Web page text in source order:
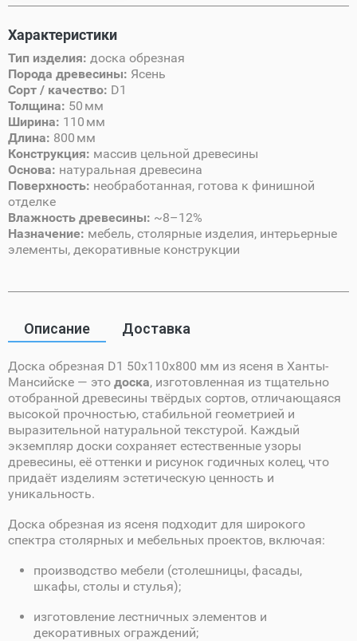
Характеристики
Тип изделия: доска обрезная
Порода древесины: Ясень
Сорт / качество: D1
Толщина: 50 мм
Ширина: 110 мм
Длина: 800 мм
Конструкция: массив цельной древесины
Основа: натуральная древесина
Поверхность: необработанная, готова к финишной
отделке
Влажность древесины: ~8–12%
Назначение: мебель, столярные изделия, интерьерные
элементы, декоративные конструкции
Описание Доставка
Доска обрезная D1 50х110х800 мм из ясеня в Ханты-
Мансийске — это доска, изготовленная из тщательно
отобранной древесины твёрдых сортов, отличающаяся
высокой прочностью, стабильной геометрией и
выразительной натуральной текстурой. Каждый
экземпляр доски сохраняет естественные узоры
древесины, её оттенки и рисунок годичных колец, что
придаёт изделиям эстетическую ценность и
уникальность.
Доска обрезная из ясеня подходит для широкого
спектра столярных и мебельных проектов, включая:
производство мебели (столешницы, фасады,
шкафы, столы и стулья);
изготовление лестничных элементов и
декоративных ограждений;